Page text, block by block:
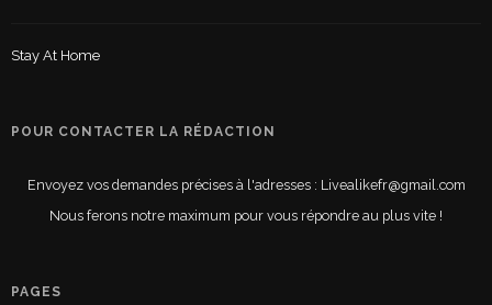
Stay At Home
POUR CONTACTER LA RÉDACTION
Envoyez vos demandes précises à l'adresses : Livealikefr@gmail.com
Nous ferons notre maximum pour vous répondre au plus vite !
PAGES